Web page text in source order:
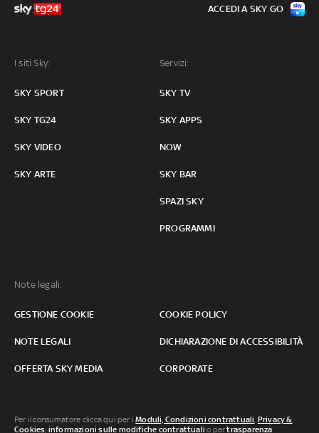
I siti Sky:
SKY SPORT
SKY TG24
SKY VIDEO
SKY ARTE
Servizi:
SKY TV
SKY APPS
NOW
SKY BAR
SPAZI SKY
PROGRAMMI
Note legali:
GESTIONE COOKIE COOKIE POLICY
NOTE LEGALI DICHIARAZIONE DI ACCESSIBILITÀ
OFFERTA SKY MEDIA CORPORATE
ACCEDI A SKY GO
Per il consumatore clicca qui per iModuli, Condizioni contrattuali, Privacy &
Cookies, informazioni sulle modifiche contrattuali o pertrasparenza